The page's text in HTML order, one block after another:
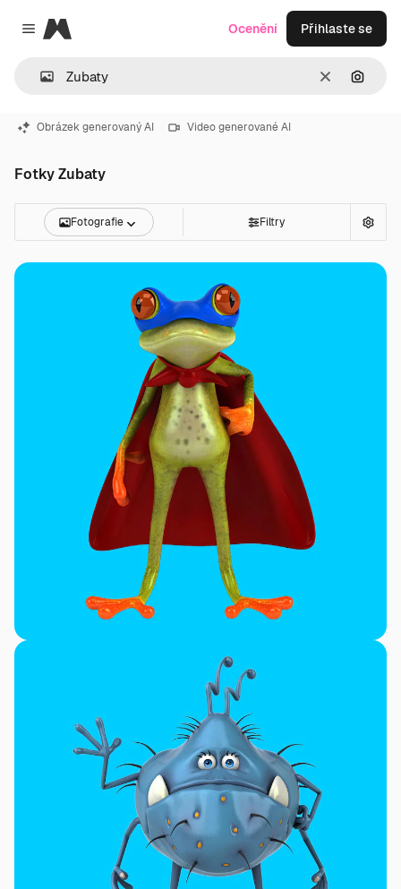
Close menu
Magnific
ZrušitHledat
Ocenění Přihlaste se
Obrázek generovaný AI Video generované AI
Fotky Zubaty
Fotografie Filtry